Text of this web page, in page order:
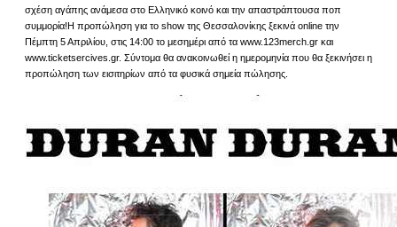
σχέση αγάπης ανάμεσα στο Ελληνικό κοινό και την απαστράπτουσα ποπ
συμμορία!Η προπώληση για το show της Θεσσαλονίκης ξεκινά online την
Πέμπτη 5 Απριλίου, στις 14:00 το μεσημέρι από τα www.123merch.gr και
www.ticketsercives.gr. Σύντομα θα ανακοινωθεί η ημερομηνία που θα ξεκινήσει η
προπώληση των εισιτηρίων από τα φυσικά σημεία πώλησης.